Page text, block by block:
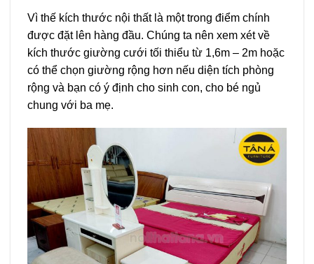
Vì thế kích thước nội thất là một trong điểm chính
được đặt lên hàng đầu. Chúng ta nên xem xét về
kích thước giường cưới tối thiểu từ 1,6m – 2m hoặc
có thể chọn giường rộng hơn nếu diện tích phòng
rộng và bạn có ý định cho sinh con, cho bé ngủ
chung với ba mẹ.